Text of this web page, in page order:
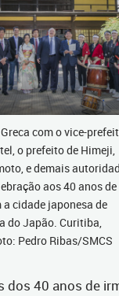
com o vice-
o prefeito de Himeji,
e demais
aos 40 anos de
cidade japonesa de
do Japão. Curitiba,
Pedro Ribas/SMCS
dos 40 anos de